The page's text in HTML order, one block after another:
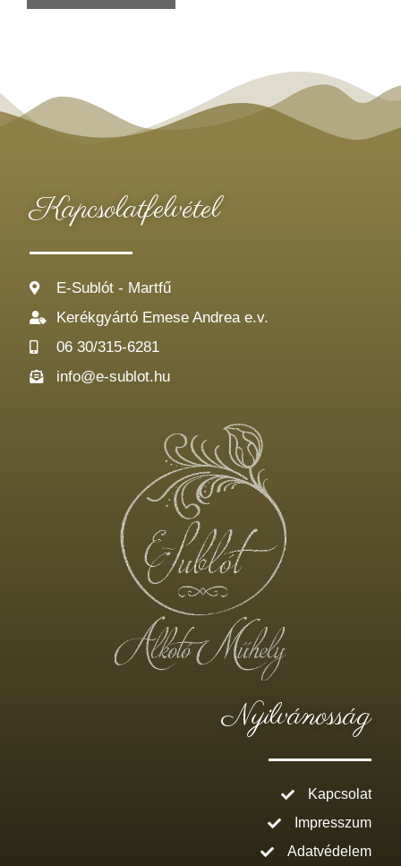
Kapcsolatfelvétel
E-Sublót - Martfű
Kerékgyártó Emese Andrea e.v.
06 30/315-6281
info@e-sublot.hu
Nyilvánosság
Kapcsolat
Impresszum
Adatvédelem